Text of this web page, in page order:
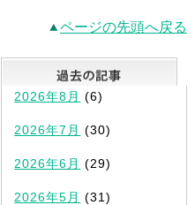
ページの先頭へ戻る
最新記事一覧
2026年8月 (6)
2026年7月 (30)
2026年6月 (29)
2026年5月 (31)